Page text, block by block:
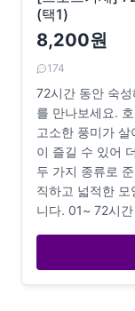
(택1)
8,200원
174
72시간 동안 숙
를 만나보세요.
고소한 풍미가
이 즐길 수 있어
두 가지 종류로
직하고 넓적한
니다. 01~ 72시